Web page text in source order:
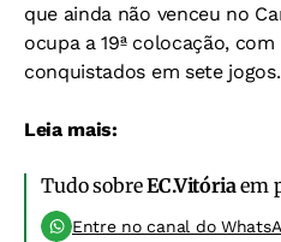
que ainda não venceu no
ocupa a 19ª colocação,
conquistados em sete jogos.
Leia mais:
Tudo sobreEC.Vitória em
Entre no canal do